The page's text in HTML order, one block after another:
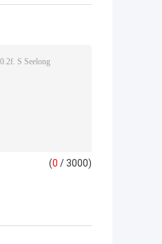
(0 / 3000)